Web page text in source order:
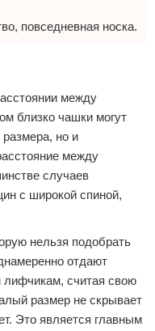
повседневная носка.
между
близко чашки могут
размера, но и
между
случаев
с широкой спиной,
нельзя подобрать
отдают
считая свою
размер не скрывает
Это является главным